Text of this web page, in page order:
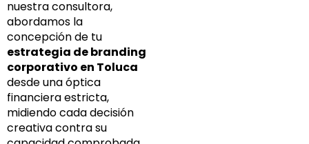
nuestra consultora,
abordamos la
concepción de tu
estrategia de branding
corporativo en Toluca
desde una óptica
financiera estricta,
midiendo cada decisión
creativa contra su